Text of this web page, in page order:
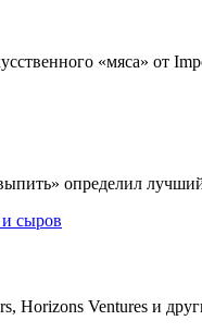
«мяса» от
определил
Horizons Ventures и